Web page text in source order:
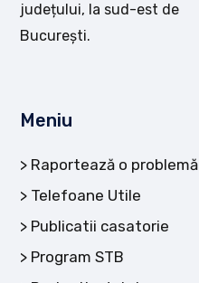
județului, la sud-est de
București.
Meniu
Raportează o problemă
Telefoane Utile
Publicatii casatorie
Program STB